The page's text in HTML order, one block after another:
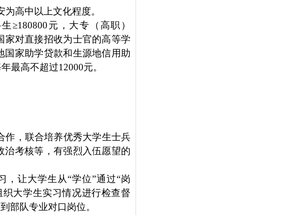
高中以上文化程度。
≥180800元，大专（高职）
家对直接招收为士官的高等学
国家助学贷款和生源地信用助
最高不超过12000元。
作，联合培养优秀大学生士兵
治考核等，有强烈入伍愿望的
让大学生从“学位”通过“岗
大学生实习情况进行检查督
部队专业对口岗位。